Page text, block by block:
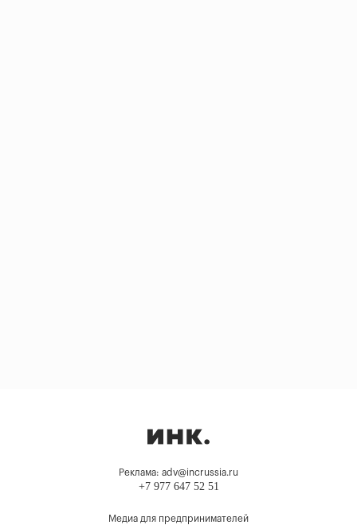
Реклама: adv@incrussia.ru
+7 977 647 52 51
Медиа для предпринимателей